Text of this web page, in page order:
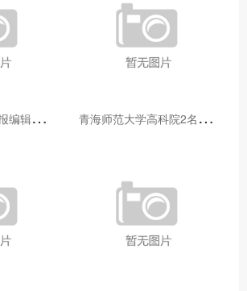
青
海师范大学学报编辑部赴大通县城关镇上毛佰胜村开展帮扶慰问活动 青
海师范大学高科院2名专家当选中国科学院院士